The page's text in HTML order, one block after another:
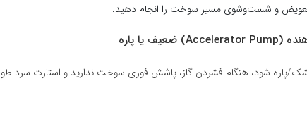
تعویض و شست‌وشوی مسیر سوخت را انجام دهید.
پاره شود، هنگام فشردن گاز، پاشش فوری سوخت ندارید و استارت سرد